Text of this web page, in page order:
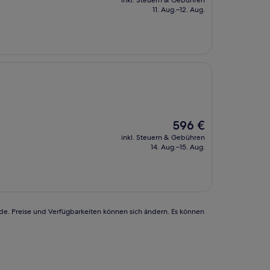
beträgt
11. Aug.–12. Aug.
Der
Preis
beträgt
596 €
inkl. Steuern & Gebühren
14. Aug.–15. Aug.
Preise und Verfügbarkeiten können sich ändern. Es können